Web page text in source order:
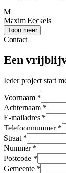
M
Maxim Eeckels
Toon meer
Contact
Een
Ieder project start
Voornaam *
Achternaam *
E-mailadres *
Telefoonnummer *
Straat *
Nummer *
Postcode *
Gemeente *